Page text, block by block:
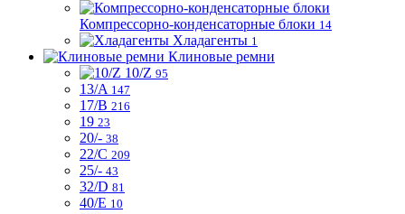
Компрессорно-конденсаторные блоки 14
Хладагенты 1
Клиновые ремни
10/Z 95
13/A 147
17/B 216
19 23
20/- 38
22/C 209
25/- 43
32/D 81
40/E 10